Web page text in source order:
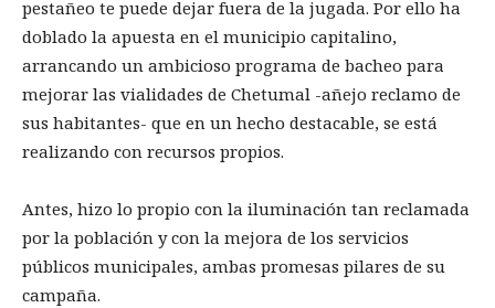
pestañeo te puede dejar fuera de la jugada. Por ello ha
doblado la apuesta en el municipio capitalino,
arrancando un ambicioso programa de bacheo para
mejorar las vialidades de Chetumal -añejo reclamo de
sus habitantes- que en un hecho destacable, se está
realizando con recursos propios.
Antes, hizo lo propio con la iluminación tan reclamada
por la población y con la mejora de los servicios
públicos municipales, ambas promesas pilares de su
campaña.